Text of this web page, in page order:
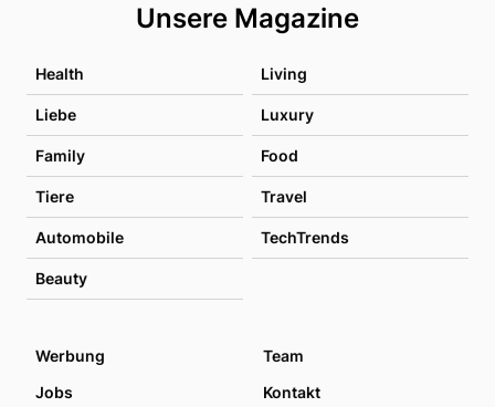
Unsere Magazine
Health Living
Liebe Luxury
Family Food
Tiere Travel
Automobile TechTrends
Beauty
Werbung
Team
Jobs
Kontakt